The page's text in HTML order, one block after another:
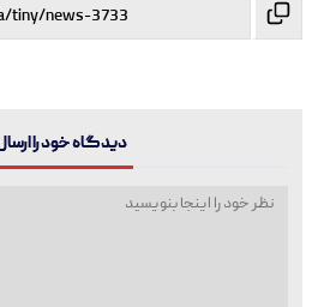
دیدگاه خود را